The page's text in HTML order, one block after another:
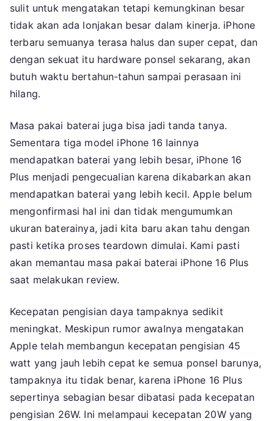
sulit untuk mengatakan tetapi kemungkinan besar
tidak akan ada lonjakan besar dalam kinerja. iPhone
terbaru semuanya terasa halus dan super cepat, dan
dengan sekuat itu hardware ponsel sekarang, akan
butuh waktu bertahun-tahun sampai perasaan ini
hilang.
Masa pakai baterai juga bisa jadi tanda tanya.
Sementara tiga model iPhone 16 lainnya
mendapatkan baterai yang lebih besar, iPhone 16
Plus menjadi pengecualian karena dikabarkan akan
mendapatkan baterai yang lebih kecil. Apple belum
mengonfirmasi hal ini dan tidak mengumumkan
ukuran baterainya, jadi kita baru akan tahu dengan
pasti ketika proses teardown dimulai. Kami pasti
akan memantau masa pakai baterai iPhone 16 Plus
saat melakukan review.
Kecepatan pengisian daya tampaknya sedikit
meningkat. Meskipun rumor awalnya mengatakan
Apple telah membangun kecepatan pengisian 45
watt yang jauh lebih cepat ke semua ponsel barunya,
tampaknya itu tidak benar, karena iPhone 16 Plus
sepertinya sebagian besar dibatasi pada kecepatan
pengisian 26W. Ini melampaui kecepatan 20W yang